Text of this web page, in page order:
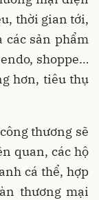
thời gian tới,
các sản phẩm
shoppe…
hơn, tiêu thụ
thương sẽ
quan, các hộ
cá thể, hợp
thương mại